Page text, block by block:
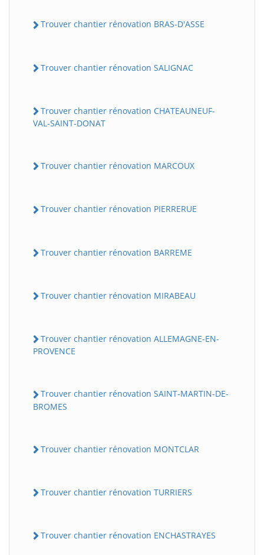
Trouver chantier rénovation BRAS-D'ASSE
Trouver chantier rénovation SALIGNAC
Trouver chantier rénovation CHATEAUNEUF-
VAL-SAINT-DONAT
Trouver chantier rénovation MARCOUX
Trouver chantier rénovation PIERRERUE
Trouver chantier rénovation BARREME
Trouver chantier rénovation MIRABEAU
Trouver chantier rénovation ALLEMAGNE-EN-
PROVENCE
Trouver chantier rénovation SAINT-MARTIN-DE-
BROMES
Trouver chantier rénovation MONTCLAR
Trouver chantier rénovation TURRIERS
Trouver chantier rénovation ENCHASTRAYES